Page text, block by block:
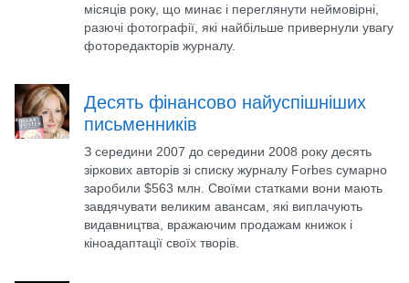
місяців року, що минає і переглянути неймовірні,
разючі фотографії, які найбільше привернули увагу
фоторедакторів журналу.
Десять фінансово найуспішніших
письменників
З середини 2007 до середини 2008 року десять
зіркових авторів зі списку журналу Forbes сумарно
заробили $563 млн. Своїми статками вони мають
завдячувати великим авансам, які виплачують
видавництва, вражаючим продажам книжок і
кіноадаптації своїх творів.